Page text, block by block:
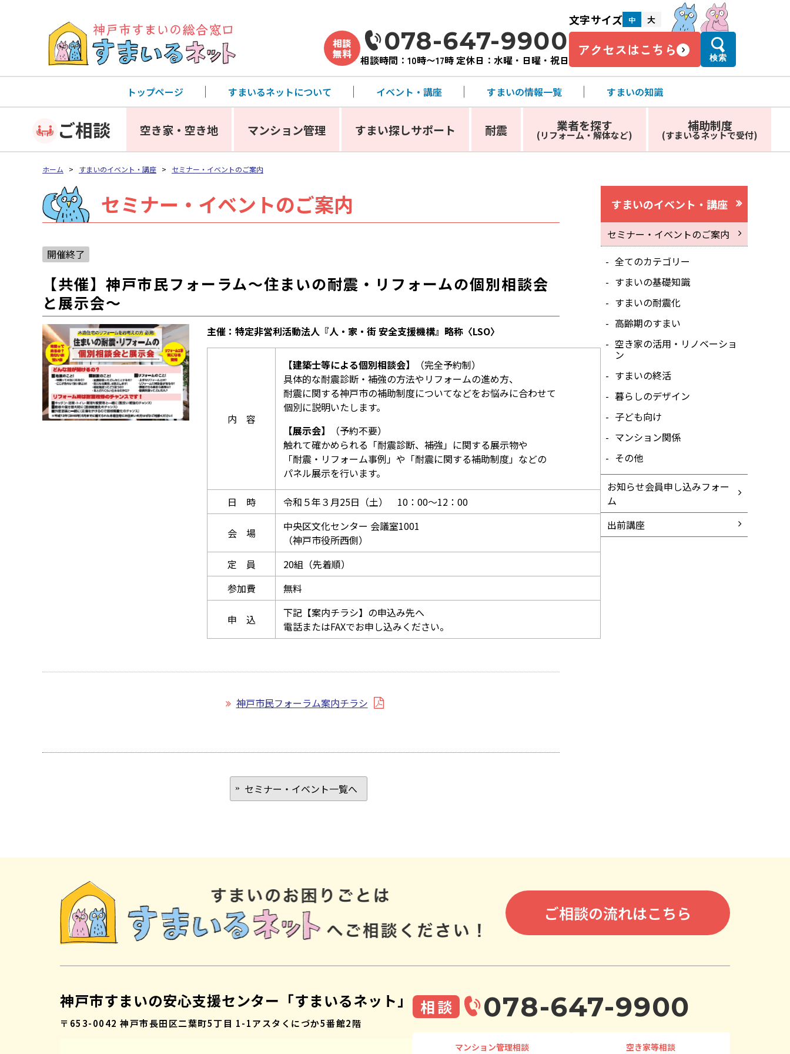
相談
無料 078-647-9900
相談時間：10時〜17時 定休日：水曜・日曜・祝日
文字サイズ 中 大
アクセスはこちら 検索
トップページ すまいるネットについて イベント・講座 すまいの情報一覧 すまいの知識
ご相談 空き家・空き地 マンション管理 すまい探しサポート 耐震 業者を探す
(リフォーム・解体など)
補助制度
(すまいるネットで受付)
ホーム > すまいのイベント・講座 > セミナー・イベントのご案内
セミナー・イベントのご案内
開催終了
【共催】神戸市民フォーラム〜住まいの耐震・リフォームの個別相談会
と展示会～
主催：特定非営利活動法人『人・家・街 安全支援機構』略称〈LSO〉
内 容
【建築士等による個別相談会】
（完全予約制）
具体的な耐震診断・補強の方法やリフォームの進め方、
耐震に関する神戸市の補助制度についてなどをお悩みに合わせて
個別に説明いたします。
【展示会】
（予約不要）
触れて確かめられる「耐震診断、補強」に関する展示物や
「耐震・リフォーム事例」や「耐震に関する補助制度」などの
パネル展示を行います。
日 時 令和５年３月25日（土） 10：00～12：00
会 場
中央区文化センター 会議室1001
（神戸市役所西側）
定 員
20組（先着順）
参加費
無料
申 込
下記【案内チラシ】の申込み先へ
電話またはFAXでお申し込みください。
神戸市民フォーラム案内チラシ
セミナー・イベント一覧へ
すまいのイベント・講座
セミナー・イベントのご案内
全てのカテゴリー
すまいの基礎知識
すまいの耐震化
高齢期のすまい
空き家の活用・リノベーショ
ン
すまいの終活
暮らしのデザイン
子ども向け
マンション関係
その他
お知らせ会員申し込みフォー
ム
出前講座
ご相談の流れはこちら
神戸市すまいの安心支援センター「すまいるネット」
〒653-0042 神戸市長田区二葉町5丁目 1-1アスタくにづか5番館2階
相談 078-647-9900
マンション管理相談 空き家等相談